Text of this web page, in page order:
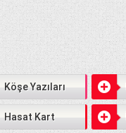
Köşe Yazıları
Hasat Kart